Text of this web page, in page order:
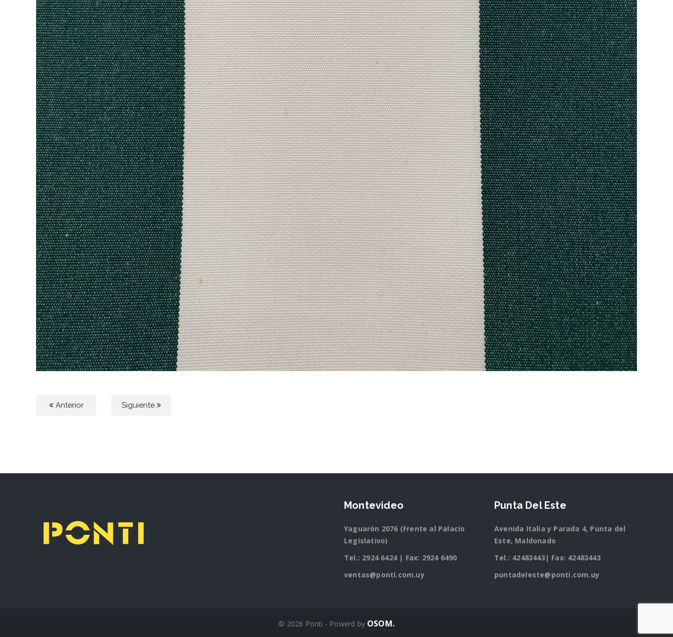
Anterior Siguiente
Montevideo
Yaguarón 2076 (Frente al Palacio
Legislativo)
Tel.: 2924 6424| Fax: 2924 6490
ventas@ponti.com.uy
Punta Del Este
Avenida Italia y Parada 4, Punta del
Este, Maldonado
Tel.: 42483443 | Fax: 42483443
puntadeleste@ponti.com.uy
© 2026 Ponti - Powerd by OSOM.